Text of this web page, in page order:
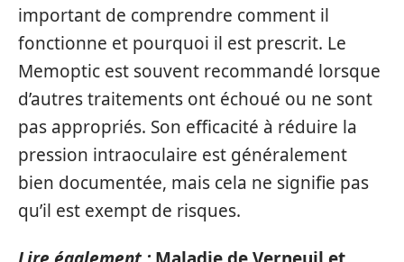
important de comprendre comment il
fonctionne et pourquoi il est prescrit. Le
Memoptic est souvent recommandé lorsque
d’autres traitements ont échoué ou ne sont
pas appropriés. Son efficacité à réduire la
pression intraoculaire est généralement
bien documentée, mais cela ne signifie pas
qu’il est exempt de risques.